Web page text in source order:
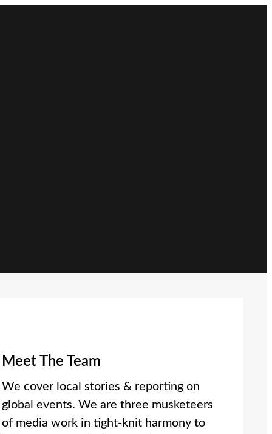
Meet The Team
We cover local stories & reporting on
global events. We are three musketeers
of media work in tight-knit harmony to